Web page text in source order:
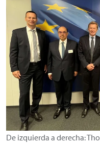
De izquierda a derecha: